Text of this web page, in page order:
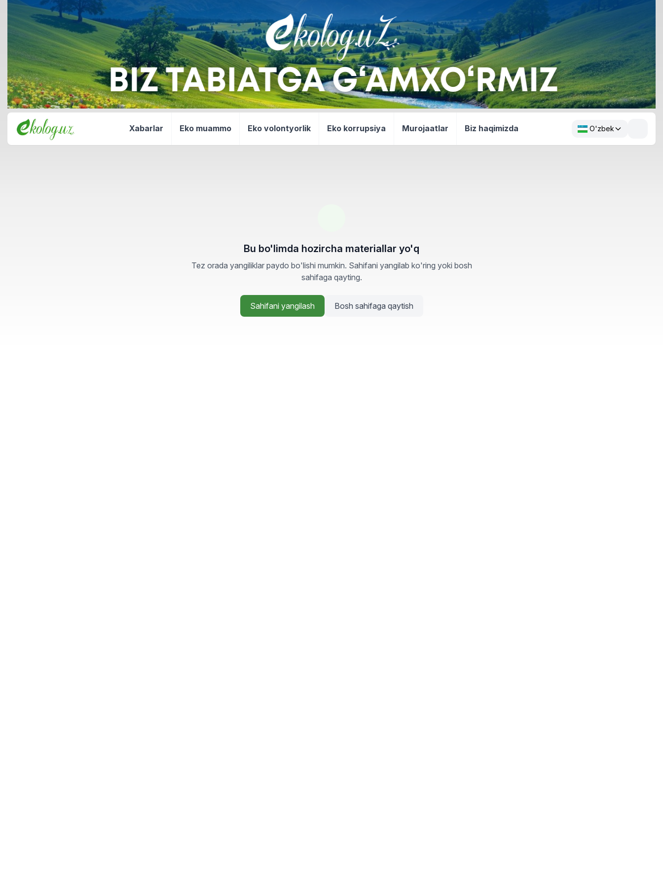
Xabarlar Eko muammo Eko volontyorlik Eko korrupsiya Murojaatlar Biz haqimizda O'zbek
Bu bo'limda hozircha materiallar yo'q
Tez orada yangiliklar paydo bo'lishi mumkin. Sahifani yangilab ko'ring yoki bosh
sahifaga qayting.
Sahifani yangilash Bosh sahifaga qaytish